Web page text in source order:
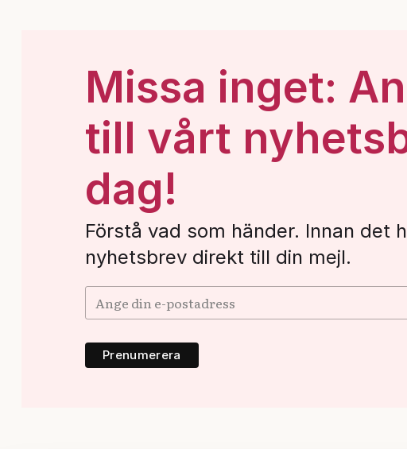
Missa inget:
till vårt
dag!
Förstå vad som händer. Innan det
nyhetsbrev direkt till din mejl.